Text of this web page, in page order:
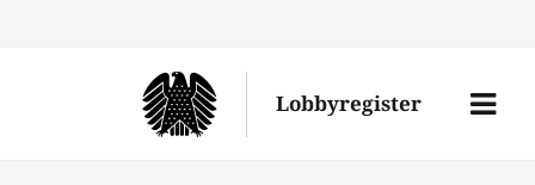
Lobbyregister
Menü